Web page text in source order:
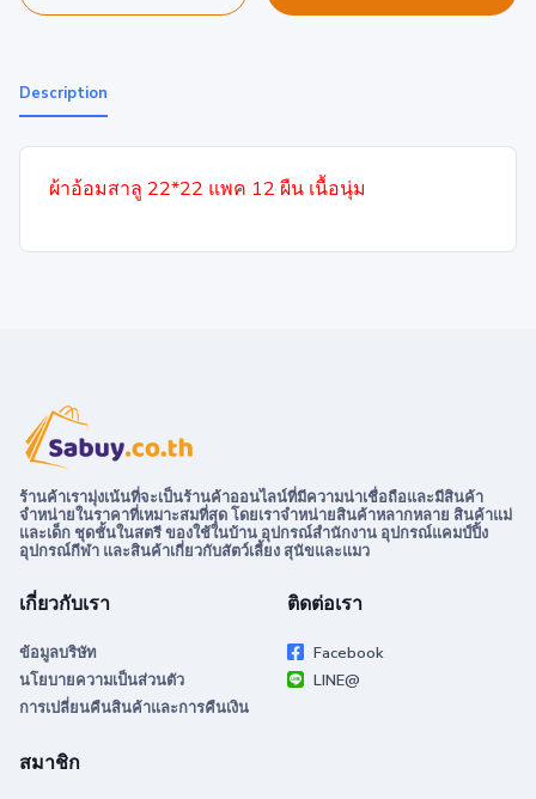
Description
ผ้าอ้อมสาลู 22*22 แพค 12 ผืน เนื้อนุ่ม
ร้านค้าเรามุ่งเน้นที่จะเป็นร้านค้าออนไลน์ที่มีความน่าเชื่อถือและมีสินค้า
จำหน่ายในราคาที่เหมาะสมที่สุด โดยเราจำหน่ายสินค้าหลากหลาย สินค้าแม่
และเด็ก ชุดชั้นในสตรี ของใช้ในบ้าน อุปกรณ์สำนักงาน อุปกรณ์แคมป์ปิ้ง
อุปกรณ์กีฬา และสินค้าเกี่ยวกับสัตว์เลี้ยง สุนัขและแมว
เกี่ยวกับเรา
ข้อมูลบริษัท
นโยบายความเป็นส่วนตัว
การเปลี่ยนคืนสินค้าและการคืนเงิน
ติดต่อเรา
Facebook
LINE@
สมาชิก